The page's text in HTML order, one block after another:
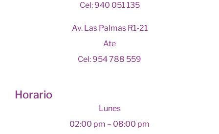
Cel: 940 051 135
Av. Las Palmas R1-21
Ate
Cel: 954 788 559
Horario
Lunes
02:00 pm – 08:00 pm